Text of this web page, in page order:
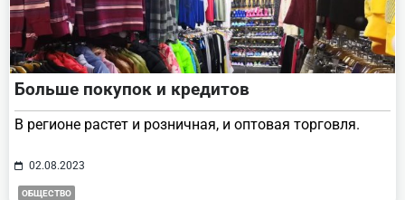
Больше покупок и кредитов
В регионе растет и розничная, и оптовая торговля.
02.08.2023
ОБЩЕСТВО